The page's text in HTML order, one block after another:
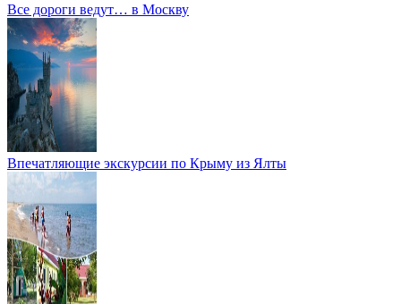
Все дороги ведут… в Москву
Впечатляющие экскурсии по Крыму из Ялты